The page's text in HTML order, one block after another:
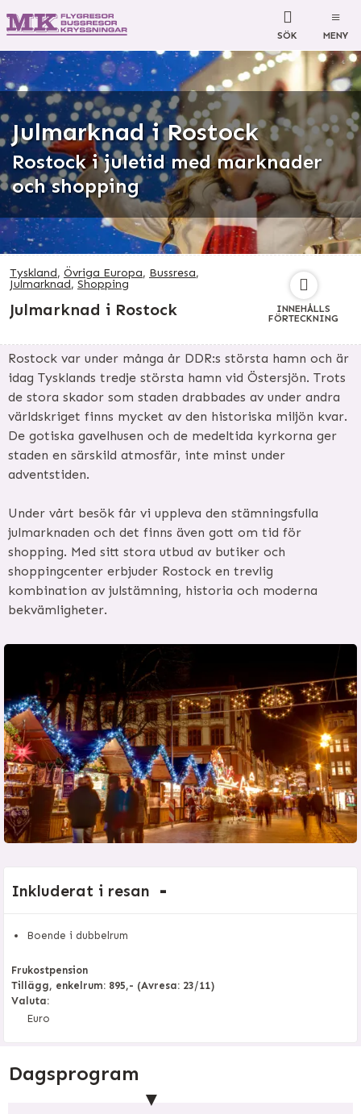
SÖK MENY
Julmarknad i Rostock
Rostock i juletid med marknader
och shopping
Tyskland, Övriga Europa, Bussresa,
Julmarknad, Shopping
Julmarknad i Rostock
INNEHÅLLS
FÖRTECKNING
Rostock var under många år DDR:s största hamn och är
idag Tysklands tredje största hamn vid Östersjön. Trots
de stora skador som staden drabbades av under andra
världskriget finns mycket av den historiska miljön kvar.
De gotiska gavelhusen och de medeltida kyrkorna ger
staden en särskild atmosfär, inte minst under
adventstiden.
Under vårt besök får vi uppleva den stämningsfulla
julmarknaden och det finns även gott om tid för
shopping. Med sitt stora utbud av butiker och
shoppingcenter erbjuder Rostock en trevlig
kombination av julstämning, historia och moderna
bekvämligheter.
Inkluderat i resan
Boende i dubbelrum
Frukostpension
Tillägg, enkelrum: 895,- (Avresa: 23/11)
Valuta:
Euro
Dagsprogram